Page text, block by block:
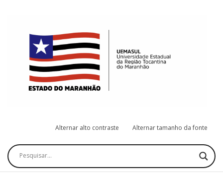
Alternar alto contraste Alternar tamanho da fonte
Pesquisar